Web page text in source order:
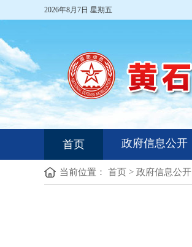
2026年8月7日 星期五
首页 政府信息公开
当前位置： 首页 > 政府信息公开